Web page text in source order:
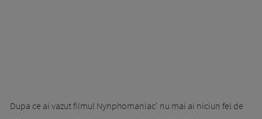
Dupa ce ai vazut filmul Nynphomaniac' nu mai ai niciun fel de